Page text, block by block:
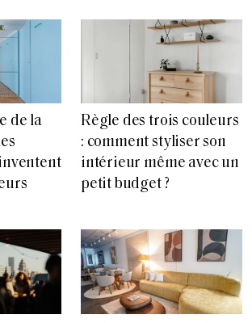
de la
Règle des trois couleurs
: comment styliser son
intérieur même avec un
petit budget ?